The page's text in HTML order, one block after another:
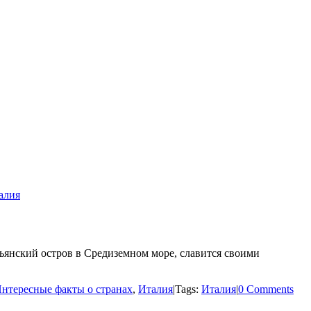
остров в Средиземном море, славится своими
факты о странах, ИталияTags: Италия0 Comments